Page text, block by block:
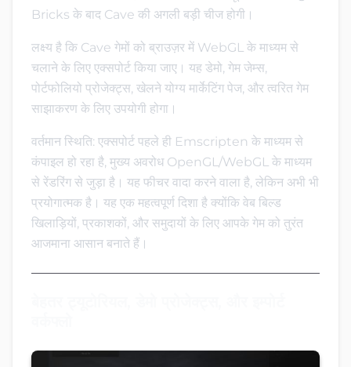
Bricks के बाद Cave की अगली बड़ी चीज होगी।
लक्ष्य है कि Cave गेमों को ब्राउज़र में WebGL के माध्यम से
चलाने के लिए एक्सपोर्ट किया जाए। यह डेमो, गेम जेम्स,
पोर्टफोलियो प्रोजेक्ट्स, खेलने योग्य मार्केटिंग पेज, और त्वरित गेम
साझाकरण के लिए उपयोगी होगा।
वर्तमान स्थिति: एक्सपोर्ट पहले ही Emscripten के माध्यम से
कंपाइल हो रहा है, मुख्य अवरोध OpenGL/WebGL के माध्यम
से रेंडरिंग से जुड़ा है। यह फीचर वादा करने वाला है, लेकिन अभी भी
प्रयोगात्मक है। यह एक महत्वपूर्ण दिशा है क्योंकि वेब बिल्ड
खिलाड़ियों, प्रकाशकों, और समुदायों के लिए आपके गेम को तुरंत
आजमाना आसान बनाते हैं।